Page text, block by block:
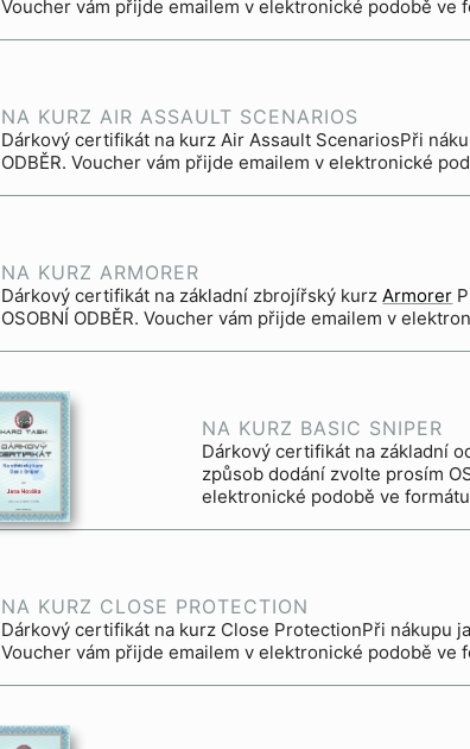
Voucher vám přijde emailem v elektronické podobě ve
NA KURZ AIR ASSAULT SCENARIOS
Dárkový certifikát na kurz Air Assault ScenariosPři
ODBĚR. Voucher vám přijde emailem v elektronické
NA KURZ ARMORER
Dárkový certifikát na základní zbrojířský kurzArmorer
OSOBNÍ ODBĚR. Voucher vám přijde emailem v
NA KURZ BASIC SNIPER
Dárkový certifikát na základní
způsob dodání zvolte prosím
elektronické podobě ve formátu
NA KURZ CLOSE PROTECTION
Dárkový certifikát na kurz Close ProtectionPři nákupu
Voucher vám přijde emailem v elektronické podobě ve